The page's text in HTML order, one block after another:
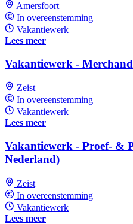
Amersfoort
In overeenstemming
Vakantiewerk
Lees meer
Vakantiewerk -
Zeist
In overeenstemming
Vakantiewerk
Lees meer
Vakantiewerk - Proef- &
Nederland)
Zeist
In overeenstemming
Vakantiewerk
Lees meer